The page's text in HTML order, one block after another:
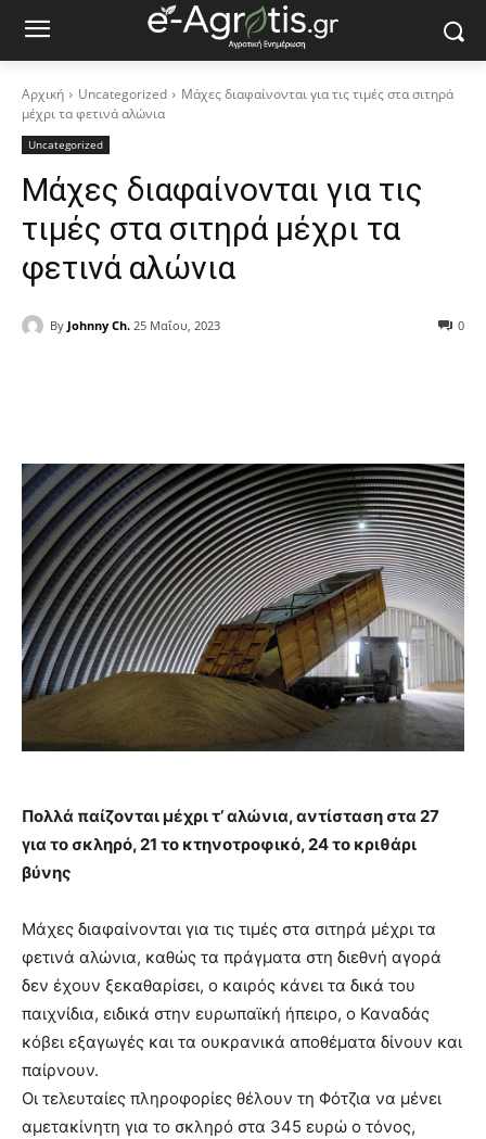
Αρχική Uncategorized
Μάχες διαφαίνονται για τις τιμές στα σιτηρά
μέχρι τα φετινά αλώνια
Uncategorized
Μάχες διαφαίνονται για τις
τιμές στα σιτηρά μέχρι τα
φετινά αλώνια
By Johnny Ch. 25 Μαΐου, 2023 0
Πολλά παίζονται μέχρι τ’ αλώνια, αντίσταση στα 27
για το σκληρό, 21 το κτηνοτροφικό, 24 το κριθάρι
βύνης
Μάχες διαφαίνονται για τις τιμές στα σιτηρά μέχρι τα
φετινά αλώνια, καθώς τα πράγματα στη διεθνή αγορά
δεν έχουν ξεκαθαρίσει, ο καιρός κάνει τα δικά του
παιχνίδια, ειδικά στην ευρωπαϊκή ήπειρο, ο Καναδάς
κόβει εξαγωγές και τα ουκρανικά αποθέματα δίνουν και
παίρνουν.
Οι τελευταίες πληροφορίες θέλουν τη Φότζια να μένει
αμετακίνητη για το σκληρό στα 345 ευρώ ο τόνος,